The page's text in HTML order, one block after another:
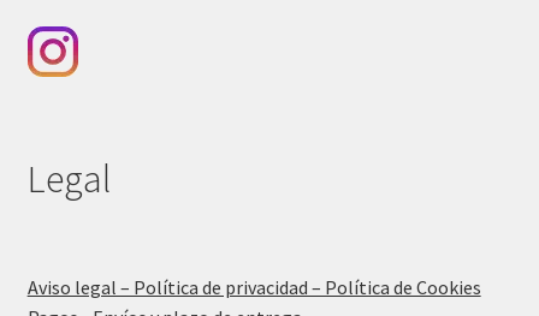
Legal
Aviso legal – Política de privacidad – Política de Cookies